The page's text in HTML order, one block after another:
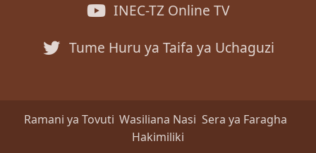
INEC-TZ Online TV
Tume Huru ya Taifa ya Uchaguzi
Ramani ya Tovuti Wasiliana Nasi Sera ya Faragha
Hakimiliki